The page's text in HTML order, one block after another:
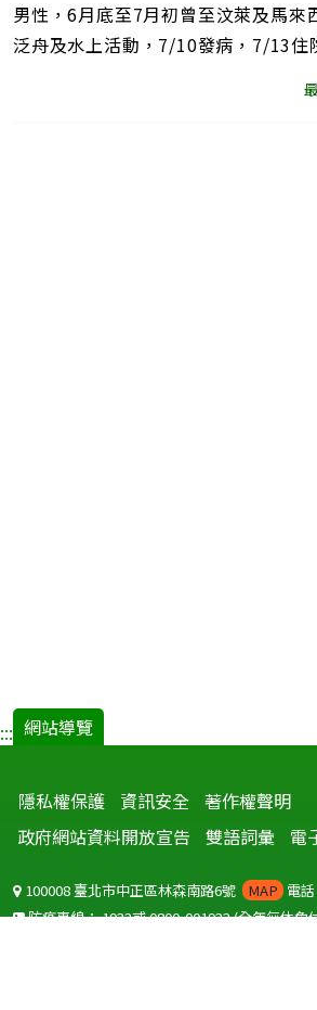
男性，6月底至7月初曾至汶萊及馬來
泛舟及水上活動，7/10發病，7/13住
::: 網站導覽
隱私權保護 資訊安全 著作權聲明
政府網站資料開放宣告
雙語詞彙 電
100008 臺北市中正區林森南路6號 MAP 電
防疫專線：1922或0800-001922(全年無休免